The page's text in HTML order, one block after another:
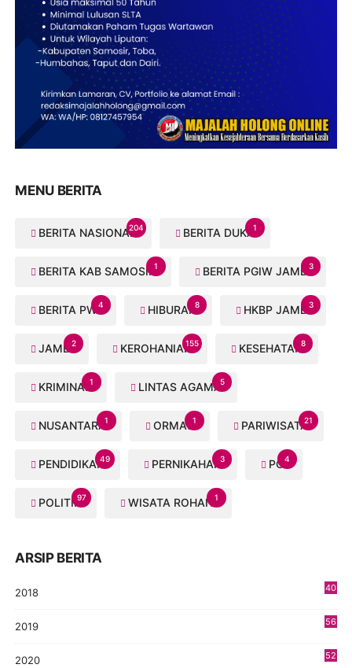
MENU BERITA
BERITA NASIONAL204 BERITA DUKA1
BERITA KAB SAMOSIR1 BERITA PGIW JAMBI3
BERITA PWI4 HIBURAN8 HKBP JAMBI3
JAMBI2 KEROHANIAN155 KESEHATAN8
KRIMINAL1 LINTAS AGAMA5
NUSANTARA1 ORMAS1 PARIWISATA21
PENDIDIKAN49 PERNIKAHAN3 PGI4
POLITIK97 WISATA ROHANI1
ARSIP BERITA
2018
40
2019
56
2020
52